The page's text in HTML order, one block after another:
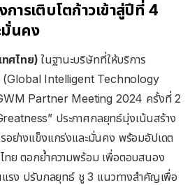
ารเติบโตก้าวเข้าสู่ปีที่ 4
มั่นคง
ทศไทย)ในฐานะบริษัทที่ให้บริการ
ก (Global Intelligent Technology
Partner Meeting 2024 ครั้งที่ 2
ประกาศกลยุทธ์มุ่งเน้นสร้าง
อย่างแข็งแกร่งและมั่นคง พร้อมอัปเดต
ทย ตอกย้ำความพร้อม เพื่อตอบสนอง
แรง ปรับกลยุทธ์ ชู 3 แนวทางสำคัญเพื่อ